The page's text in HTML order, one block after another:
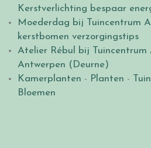
Kerstverlichting bespaar
Moederdag bij Tuincentrum
kerstbomen verzorgingstips
Atelier Rébul bij Tuincentrum
Antwerpen (Deurne)
Kamerplanten - Planten -
Bloemen